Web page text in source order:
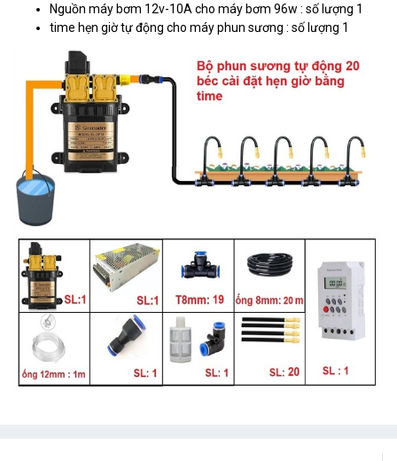
Nguồn máy bơm 12v-10A cho máy bơm 96w : số lượng 1
time hẹn giờ tự động cho máy phun sương : số lượng 1